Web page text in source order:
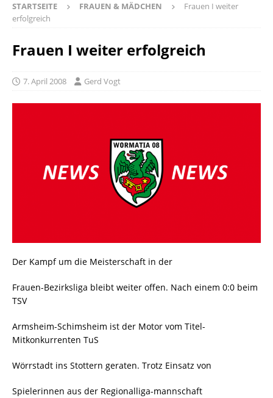
STARTSEITE FRAUEN & MÄDCHEN
Frauen I weiter
erfolgreich
Frauen I weiter erfolgreich
7. April 2008 Gerd Vogt
Der Kampf um die Meisterschaft in der
Frauen-Bezirksliga bleibt weiter offen. Nach einem 0:0 beim
TSV
Armsheim-Schimsheim ist der Motor vom Titel-
Mitkonkurrenten TuS
Wörrstadt ins Stottern geraten. Trotz Einsatz von
Spielerinnen aus der Regionalliga-mannschaft